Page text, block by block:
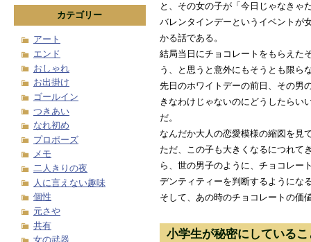
と、その女の子が「今日じゃなきゃ
バレンタインデーというイベントが
かる話である。
結局当日にチョコレートをもらえた
う、と思うと意外にもそうとも限ら
先日のホワイトデーの前日、その男
きなわけじゃないのにどうしたらい
だ。
なんだか大人の恋愛模様の縮図を見
ただ、この子も大きくなるにつれて
ら、世の男子のように、チョコレー
デンティティーを判断するようにな
そして、あの時のチョコレートの価
小学生が秘密にしているこ
カテゴリー
アート
エンド
おしゃれ
お出掛け
ゴールイン
つきあい
なれ初め
プロポーズ
メモ
二人きりの夜
人に言えない趣味
個性
元さや
共有
女の武器